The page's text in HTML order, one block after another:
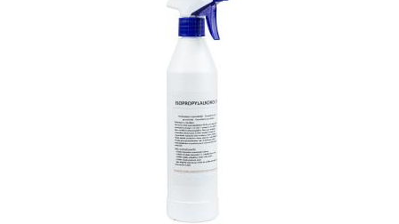
sprejích 100ml, 400ml a 600ml. V případě že ispropylakohol vložíte do
košíku, bude se na celou Vaši objednávku vztahovat v možnostech
. Objem: 10 litrů